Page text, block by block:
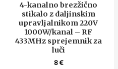
4-kanalno brezžično
stikalo z daljinskim
upravljalnikom 220V
1000W/kanal – RF
433MHz sprejemnik za
luči
8€